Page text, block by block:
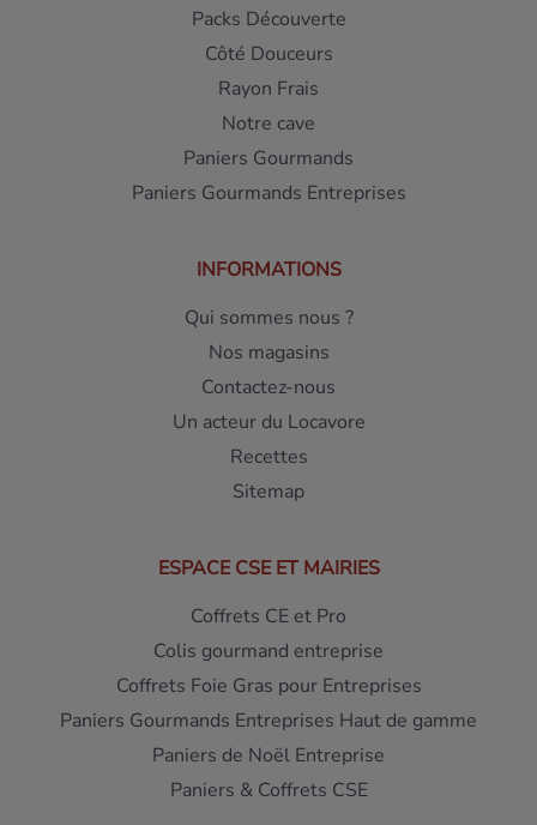
Packs Découverte
Côté Douceurs
Rayon Frais
Notre cave
Paniers Gourmands
Paniers Gourmands Entreprises
INFORMATIONS
Qui sommes nous ?
Nos magasins
Contactez-nous
Un acteur du Locavore
Recettes
Sitemap
ESPACE CSE ET MAIRIES
Coffrets CE et Pro
Colis gourmand entreprise
Coffrets Foie Gras pour Entreprises
Paniers Gourmands Entreprises Haut de gamme
Paniers de Noël Entreprise
Paniers & Coffrets CSE